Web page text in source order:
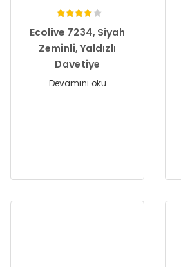
Ecolive 7234, Siyah
Zeminli, Yaldızlı
Davetiye
Devamını oku